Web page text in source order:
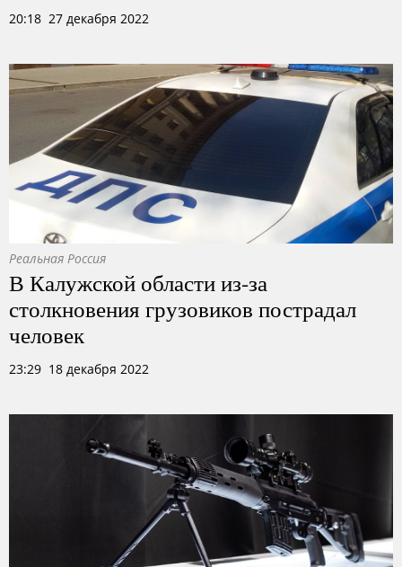
20:18 27 декабря 2022
Реальная Россия
В Калужской области из-за
столкновения грузовиков пострадал
человек
23:29 18 декабря 2022